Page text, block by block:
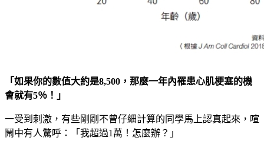
「如果你的數值大約是8,500 ，那麼一年內罹患心肌梗塞的機
會就有5％！」
一受到刺激，有些剛剛不曾仔細計算的同學馬上認真起來，喧
鬧中有人驚呼：「我超過1萬！怎麼辦？」